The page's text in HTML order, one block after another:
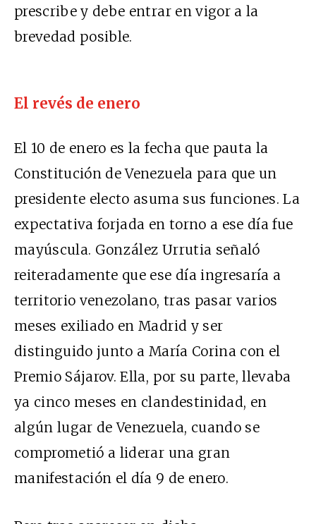
prescribe y debe entrar en vigor a la
brevedad posible.
El revés de enero
El 10 de enero es la fecha que pauta la
Constitución de Venezuela para que un
presidente electo asuma sus funciones. La
expectativa forjada en torno a ese día fue
mayúscula. González Urrutia señaló
reiteradamente que ese día ingresaría a
territorio venezolano, tras pasar varios
meses exiliado en Madrid y ser
distinguido junto a María Corina con el
Premio Sájarov. Ella, por su parte, llevaba
ya cinco meses en clandestinidad, en
algún lugar de Venezuela, cuando se
comprometió a liderar una gran
manifestación el día 9 de enero.